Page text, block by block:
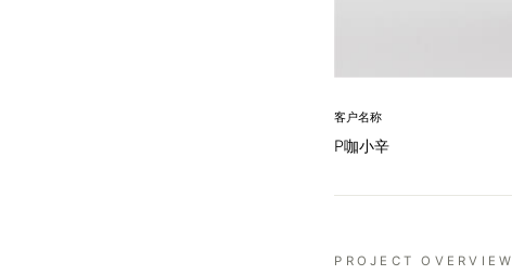
客户名称
P咖小辛
PROJECT OVERVIEW